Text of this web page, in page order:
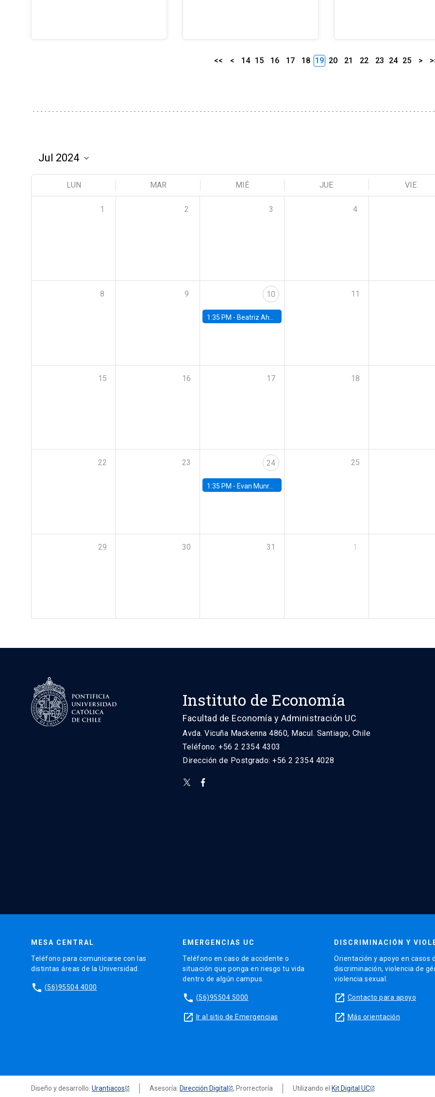
<< < 14 15 16 17 18 19 20 21 22 23 24 25 >
LUN MAR MIÉ JUE VIE
1 2 3 4
8 9 10
1:35 PM - Beatriz Ahumada, PhD candidate, Universidad de Pittsburgh
11
15 16 17 18
22 23 24
1:35 PM - Evan Munro, Neyman Visiting Assistant Professor in the Department of Statistics at UC Berkeley
25
29 30 31 1
Instituto de Economía
Facultad de Economía y Administración UC
Avda. Vicuña Mackenna 4860, Macul. Santiago, Chile
Teléfono: +56 2 2354 4303
Dirección de Postgrado: +56 2 2354 4028
MESA CENTRAL
Teléfono para comunicarse con las
distintas áreas de la Universidad.
phone (56)95504 4000
EMERGENCIAS UC
Teléfono en caso de accidente o
situación que ponga en riesgo tu vida
dentro de algún campus.
phone (56)95504 5000
launch Ir al sitio de Emergencias
DISCRIMINACIÓN Y
Orientación y apoyo en casos
discriminación, violencia de
violencia sexual.
launch Contacto para apoyo
launch Más orientación
Diseño y desarrollo: Urantiacos Asesoría: Dirección Digital , Prorrectoría Utilizando el Kit Digital UC